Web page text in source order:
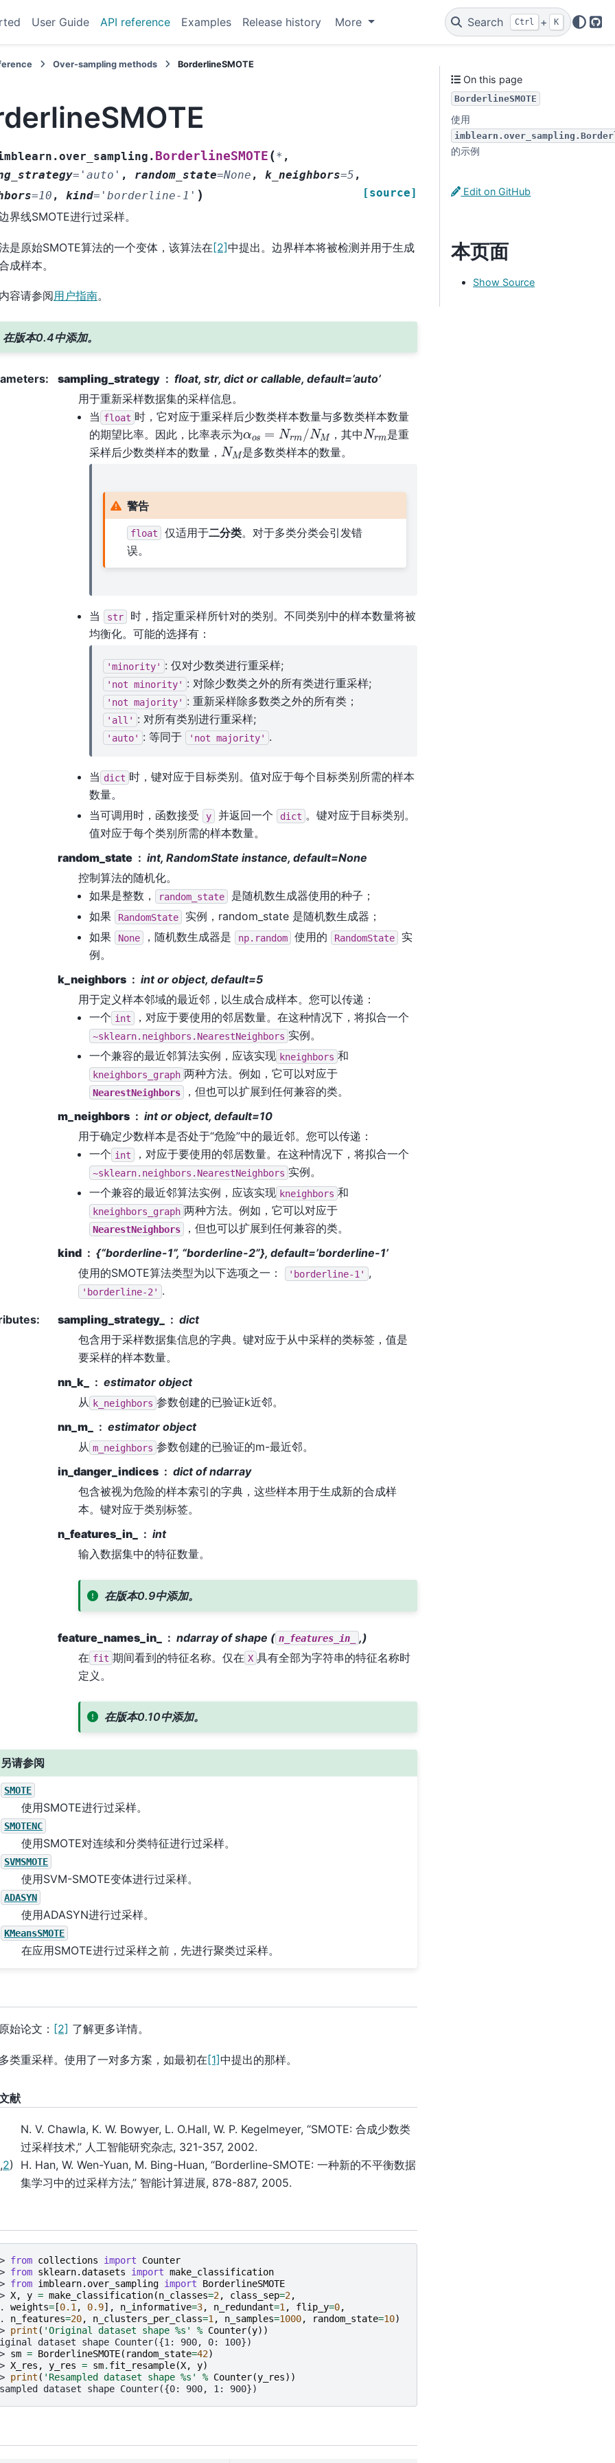
User Guide API reference Examples Release history More Search Ctrl + K
Over-sampling methods BorderlineSMOTE
BorderlineSMOTE (* ,
= 'auto' , random_state=None , k_neighbors=5 ,
=10 , kind= 'borderline-1' ) [source]
界线SMOTE进行过采样。
是原始SMOTE算法的一个变体，该算法在[2]中提出。边界样本将被检测并用于生成
成样本。
容请参阅用户指南。
在版本0.4中添加。
: sampling_strategy
float, str, dict or callable, default=’auto’
用于重新采样数据集的采样信息。
当 float 时，它对应于重采样后少数类样本数量与多数类样本数量
的期望比率。因此，比率表示为 α Nr /NM ，其中Nr m是重
采样后少数类样本的数量， NM是多数类样本的数量。
警告
float 仅适用于二分类。对于多类分类会引发错
误。
当 str
时，指定重采样所针对的类别。不同类别中的样本数量将被
均衡化。可能的选择有：
'minority' : 仅对少数类进行重采样;
'not minority' : 对除少数类之外的所有类进行重采样;
'not majority' : 重新采样除多数类之外的所有类；
'all' : 对所有类别进行重采样;
'auto' : 等同于 'not majority' .
当 dict 时，键对应于目标类别。值对应于每个目标类别所需的样本
数量。
当可调用时，函数接受
y 并返回一个 dict 。键对应于目标类别。
值对应于每个类别所需的样本数量。
random_state
int, RandomState instance, default=None
控制算法的随机化。
如果是整数，
random_state
是随机数生成器使用的种子；
如果
RandomState
实例，random_state 是随机数生成器；
如果
None ，随机数生成器是 np.random 使用的 RandomState
实
例。
k_neighbors
int or object, default=5
用于定义样本邻域的最近邻，以生成合成样本。您可以传递：
一个 int ，对应于要使用的邻居数量。在这种情况下，将拟合一个
~sklearn.neighbors.NearestNeighbors 实例。
一个兼容的最近邻算法实例，应该实现 kneighbors 和
kneighbors_graph 两种方法。例如，它可以对应于
NearestNeighbors
，但也可以扩展到任何兼容的类。
m_neighbors
int or object, default=10
用于确定少数样本是否处于“危险”中的最近邻。您可以传递：
一个 int ，对应于要使用的邻居数量。在这种情况下，将拟合一个
~sklearn.neighbors.NearestNeighbors 实例。
一个兼容的最近邻算法实例，应该实现 kneighbors 和
kneighbors_graph 两种方法。例如，它可以对应于
NearestNeighbors
，但也可以扩展到任何兼容的类。
kind
{“borderline-1”, “borderline-2”}, default=’borderline-1’
使用的SMOTE算法类型为以下选项之一：
'borderline-1' ,
'borderline-2' .
: sampling_strategy_
dict
包含用于采样数据集信息的字典。键对应于从中采样的类标签，值是
要采样的样本数量。
nn_k_
estimator object
从 k_neighbors 参数创建的已验证k近邻。
nn_m_
estimator object
从 m_neighbors 参数创建的已验证的m-最近邻。
in_danger_indices
dict of ndarray
包含被视为危险的样本索引的字典，这些样本用于生成新的合成样
本。键对应于类别标签。
n_features_in_
int
输入数据集中的特征数量。
在版本0.9中添加。
feature_names_in_ ndarray of shape ( n_features_in_
,)
在 fit 期间看到的特征名称。仅在 X 具有全部为字符串的特征名称时
定义。
在版本0.10中添加。
另请参阅
SMOTE
使用SMOTE进行过采样。
SMOTENC
使用SMOTE对连续和分类特征进行过采样。
SVMSMOTE
使用SVM-SMOTE变体进行过采样。
ADASYN
使用ADASYN进行过采样。
KMeansSMOTE
在应用SMOTE进行过采样之前，先进行聚类过采样。
始论文： [2] 了解更多详情。
类重采样。使用了一对多方案，如最初在[1]中提出的那样。
献
N. V. Chawla, K. W. Bowyer, L. O.Hall, W. P. Kegelmeyer, “SMOTE: 合成少数类
过采样技术,” 人工智能研究杂志, 321-357, 2002.
,2)
H. Han, W. Wen-Yuan, M. Bing-Huan, “Borderline-SMOTE: 一种新的不平衡数据
集学习中的过采样方法,” 智能计算进展, 878-887, 2005.
from collections import
Counter
from sklearn.datasets import make_classification
from imblearn.over_sampling import
BorderlineSMOTE
X, y = make_classification(n_classes=2, class_sep=2,
weights= [0.1, 0.9], n_informative=3, n_redundant=1, flip_y=0,
n_features=20, n_clusters_per_class=1, n_samples=1000, random_state=10)
print ( 'Original dataset shape %s ' % Counter(y))
dataset shape Counter({1: 900, 0: 100})
sm = BorderlineSMOTE( random_state=42)
X_res , y_res = sm. fit_resample(X, y)
print ( 'Resampled dataset shape %s ' % Counter(y_res))
dataset shape Counter({0: 900, 1: 900})
On this page
BorderlineSMOTE
使用
的示例
Edit on GitHub
本页面
Show Source